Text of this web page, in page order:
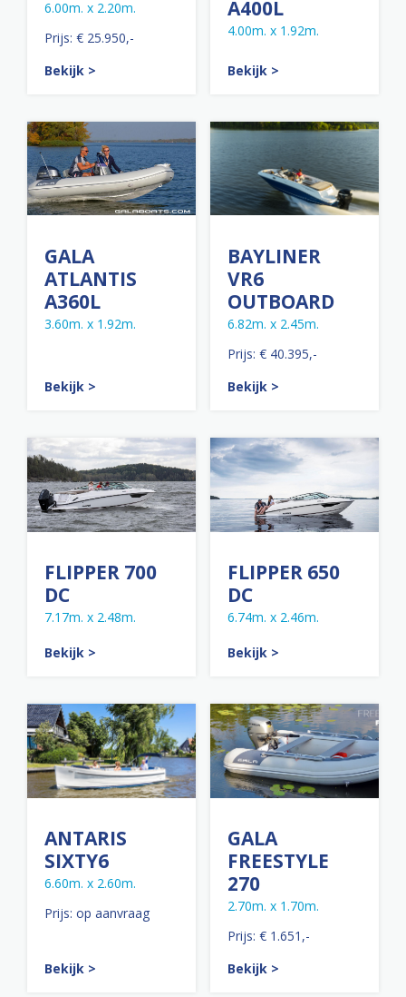
6.00m. x 2.20m.
Prijs: € 25.950,-
Bekijk >
A400L
4.00m. x 1.92m.
Bekijk >
GALA
ATLANTIS
A360L
3.60m. x 1.92m.
Bekijk >
BAYLINER
VR6
OUTBOARD
6.82m. x 2.45m.
Prijs: € 40.395,-
Bekijk >
FLIPPER 700
DC
7.17m. x 2.48m.
Bekijk >
FLIPPER 650
DC
6.74m. x 2.46m.
Bekijk >
ANTARIS
SIXTY6
6.60m. x 2.60m.
Prijs: op aanvraag
Bekijk >
GALA
FREESTYLE
270
2.70m. x 1.70m.
Prijs: € 1.651,-
Bekijk >